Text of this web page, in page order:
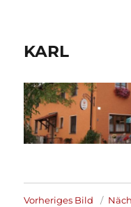
KARL
Vorheriges Bild